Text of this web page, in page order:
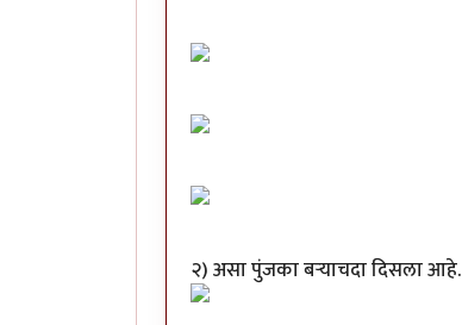
२) असा पुंजका बऱ्याचदा दिसला आहे.